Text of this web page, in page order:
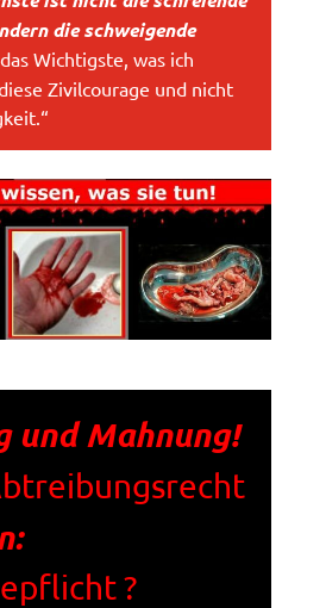
die schweigende
Wichtigste, was ich
Zivilcourage und nicht
und Mahnung!
?